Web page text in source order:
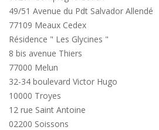
49/51 Avenue du Pdt Salvador Allendé
77109 Meaux Cedex
Résidence " Les Glycines "
8 bis avenue Thiers
77000 Melun
32-34 boulevard Victor Hugo
10000 Troyes
12 rue Saint Antoine
02200 Soissons